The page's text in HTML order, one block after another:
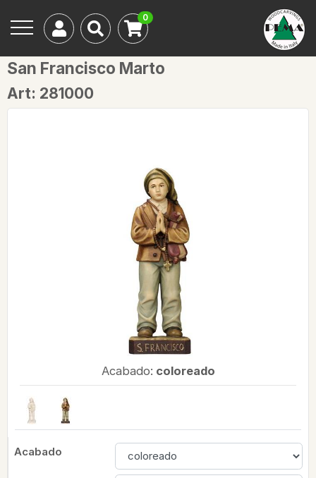
0
San Francisco Marto
Art: 281000
Acabado: coloreado
Acabado